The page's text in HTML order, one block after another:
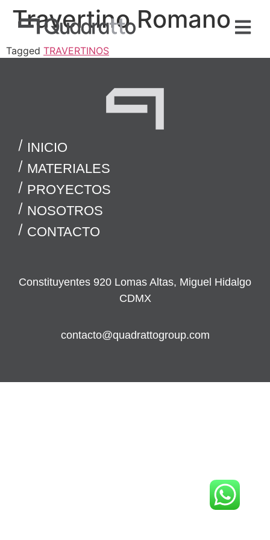
Travertino Romano
Tagged TRAVERTINOS
INICIO
MATERIALES
PROYECTOS
NOSOTROS
CONTACTO
Constituyentes 920 Lomas Altas, Miguel Hidalgo
CDMX
contacto@quadrattogroup.com